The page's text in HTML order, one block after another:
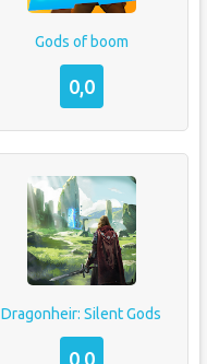
Gods of boom
0,0
Dragonheir: Silent Gods
0,0